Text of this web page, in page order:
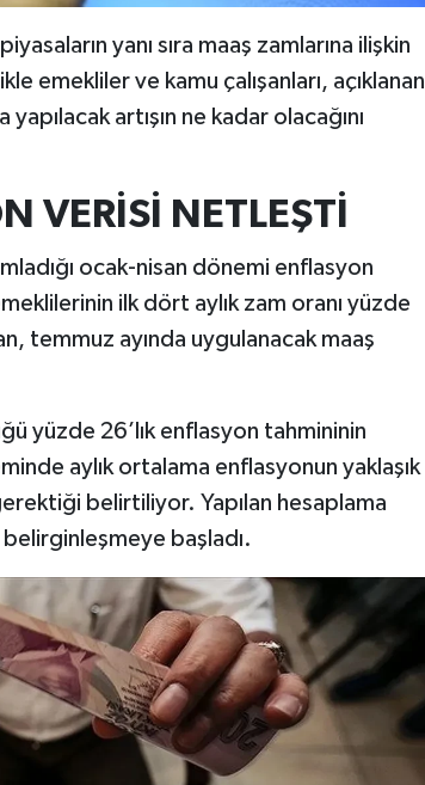
yanı sıra maaş zamlarına ilişkin
emekliler ve kamu çalışanları, açıklanan
artışın ne kadar olacağını
VERİSİ NETLEŞTİ
ocak-nisan dönemi enflasyon
ilk dört aylık zam oranı yüzde
temmuz ayında uygulanacak maaş
yüzde 26’lık enflasyon tahmininin
aylık ortalama enflasyonun yaklaşık
belirtiliyor. Yapılan hesaplama
başladı.